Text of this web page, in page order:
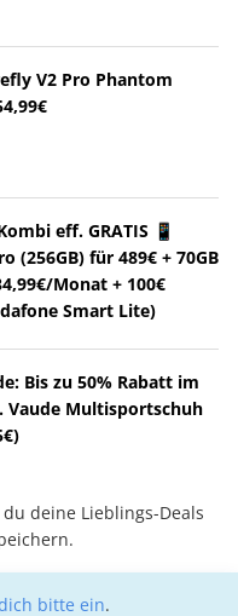
V2 Pro Phantom
eff. GRATIS 📱
(256GB) für 489€ + 70GB
Monat + 100€
Smart Lite)
Bis zu 50% Rabatt im
Vaude Multisportschuh
deine Lieblings-Deals
bitte ein.